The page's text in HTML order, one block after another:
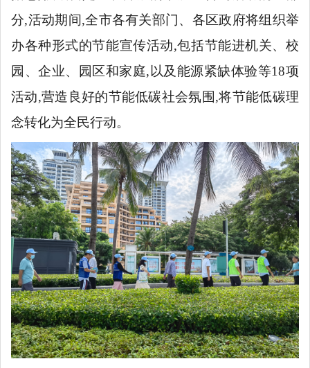
分,活动期间,全市各有关部门、各区政府将组织举
办各种形式的节能宣传活动,包括节能进机关、校
园、企业、园区和家庭,以及能源紧缺体验等18项
活动,营造良好的节能低碳社会氛围,将节能低碳理
念转化为全民行动。